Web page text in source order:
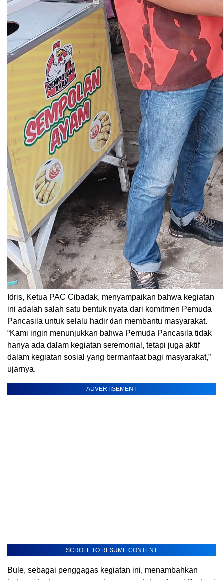
Idris, Ketua PAC Cibadak, menyampaikan bahwa kegiatan
ini adalah salah satu bentuk nyata dari komitmen Pemuda
Pancasila untuk selalu hadir dan membantu masyarakat.
“Kami ingin menunjukkan bahwa Pemuda Pancasila tidak
hanya ada dalam kegiatan seremonial, tetapi juga aktif
dalam kegiatan sosial yang bermanfaat bagi masyarakat,”
ujarnya.
ADVERTISEMENT
SCROLL TO RESUME CONTENT
Bule, sebagai penggagas kegiatan ini, menambahkan